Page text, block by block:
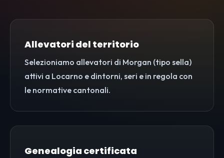
Allevatori del territorio
Selezioniamo allevatori di Morgan (tipo sella)
attivi a Locarno e dintorni, seri e in regola con
le normative cantonali.
Genealogia certificata